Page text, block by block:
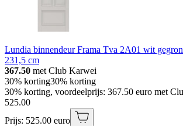
Lundia binnendeur Frama Tva 2A01 wit
231,5 cm
367.50 met Club Karwei
30% korting30% korting
30% korting, voordeelprijs: 367.50 euro met
525.00
Prijs: 525.00 euro